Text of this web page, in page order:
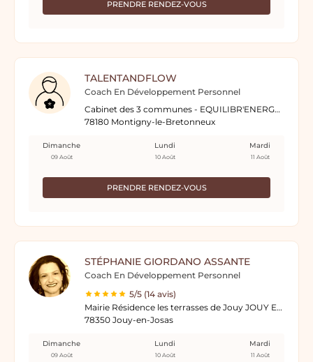
PRENDRE RENDEZ-VOUS
TALENTANDFLOW
Coach En Développement Personnel
Cabinet des 3 communes - EQUILIBR'ENERGY 5 rue du Col de Dyane
78180 Montigny-le-Bretonneux
PRENDRE RENDEZ-VOUS
Dimanche
09 Août
Lundi
10 Août
Mardi
11 Août
STÉPHANIE GIORDANO ASSANTE
Coach En Développement Personnel
5/5 (14 avis)
Mairie Résidence les terrasses de Jouy JOUY EN JOSAS
78350 Jouy-en-Josas
Dimanche
09 Août
Lundi
10 Août
Mardi
11 Août